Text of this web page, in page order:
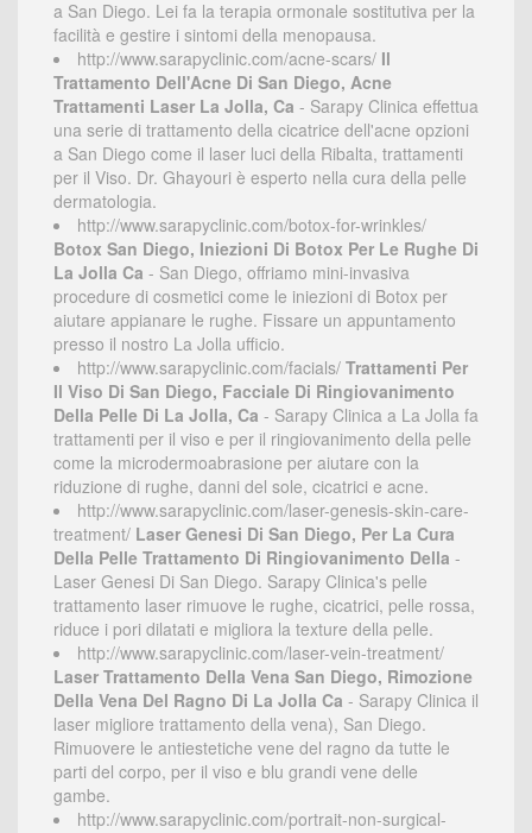
a San Diego. Lei fa la terapia ormonale sostitutiva per la
facilità e gestire i sintomi della menopausa.
http://www.sarapyclinic.com/acne-scars/ Il
Trattamento Dell'Acne Di San Diego, Acne
Trattamenti Laser La Jolla, Ca - Sarapy Clinica effettua
una serie di trattamento della cicatrice dell'acne opzioni
a San Diego come il laser luci della Ribalta, trattamenti
per il Viso. Dr. Ghayouri è esperto nella cura della pelle
dermatologia.
http://www.sarapyclinic.com/botox-for-wrinkles/
Botox San Diego, Iniezioni Di Botox Per Le Rughe Di
La Jolla Ca - San Diego, offriamo mini-invasiva
procedure di cosmetici come le iniezioni di Botox per
aiutare appianare le rughe. Fissare un appuntamento
presso il nostro La Jolla ufficio.
http://www.sarapyclinic.com/facials/ Trattamenti Per
Il Viso Di San Diego, Facciale Di Ringiovanimento
Della Pelle Di La Jolla, Ca - Sarapy Clinica a La Jolla fa
trattamenti per il viso e per il ringiovanimento della pelle
come la microdermoabrasione per aiutare con la
riduzione di rughe, danni del sole, cicatrici e acne.
http://www.sarapyclinic.com/laser-genesis-skin-care-
treatment/ Laser Genesi Di San Diego, Per La Cura
Della Pelle Trattamento Di Ringiovanimento Della -
Laser Genesi Di San Diego. Sarapy Clinica's pelle
trattamento laser rimuove le rughe, cicatrici, pelle rossa,
riduce i pori dilatati e migliora la texture della pelle.
http://www.sarapyclinic.com/laser-vein-treatment/
Laser Trattamento Della Vena San Diego, Rimozione
Della Vena Del Ragno Di La Jolla Ca - Sarapy Clinica il
laser migliore trattamento della vena), San Diego.
Rimuovere le antiestetiche vene del ragno da tutte le
parti del corpo, per il viso e blu grandi vene delle
gambe.
http://www.sarapyclinic.com/portrait-non-surgical-